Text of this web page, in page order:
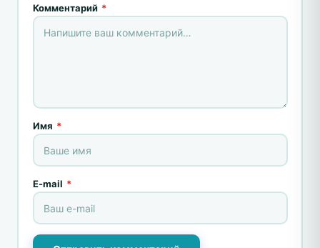
Комментарий *
Имя *
E-mail *